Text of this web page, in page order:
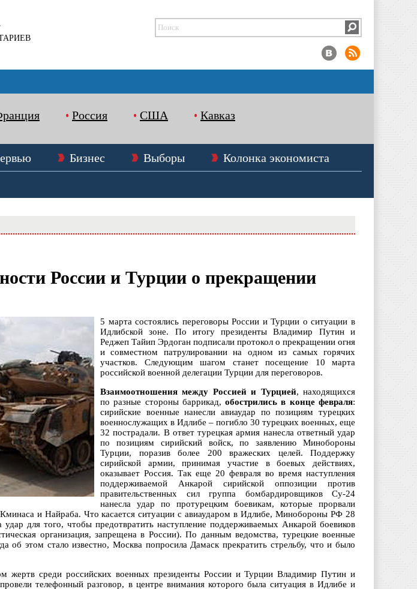
Россия США Кавказ
Бизнес Выборы
Колонка экономиста
России и Турции о прекращении
5 марта состоялись переговоры России и Турции о ситуации в
Идлибской зоне. По итогу президенты Владимир Путин и
Реджеп Тайип Эрдоган подписали протокол о прекращении огня
и совместном патрулировании на одном из самых горячих
участков. Следующим шагом станет посещение 10 марта
российской военной делегации Турции для переговоров.
Взаимоотношения между Россией и Турцией, находящихся
по разные стороны баррикад,обострились в конце февраля:
сирийские военные нанесли авиаудар по позициям турецких
военнослужащих в Идлибе – погибло 30 турецких военных, еще
32 пострадали. В ответ турецкая армия нанесла ответный удар
по позициям сирийский войск, по заявлению Минобороны
Турции, поразив более 200 вражеских целей. Поддержку
сирийской армии, принимая участие в боевых действиях,
оказывает Россия. Так еще 20 февраля во время наступления
поддерживаемой Анкарой сирийской оппозиции против
правительственных сил группа бомбардировщиков Су-24
нанесла удар по протурецким боевикам, которые прорвали
и Найраба. Что касается ситуации с авиаударом в Идлибе, Минобороны РФ 28
удар для того, чтобы предотвратить наступление поддерживаемых Анкарой боевиков
организация, запрещена в России). По данным ведомства, турецкие военные
об этом стало известно, Москва попросила Дамаск прекратить стрельбу, что и было
жертв среди российских военных президенты России и Турции Владимир Путин и
телефонный разговор, в центре внимания которого была ситуация в Идлибе и